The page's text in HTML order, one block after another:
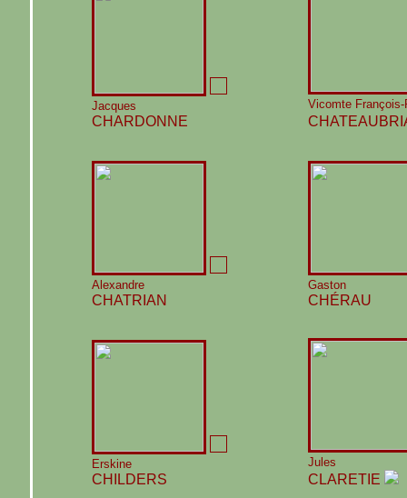
Jacques
CHARDONNE
Vicomte François-
Alexandre
CHATRIAN
Gaston
CHÉRAU
Erskine
CHILDERS
Jules
CLARETIE